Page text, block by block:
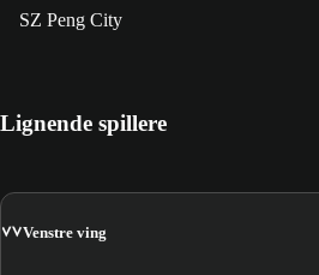
SZ Peng City
Lignende spillere
VVVenstre ving